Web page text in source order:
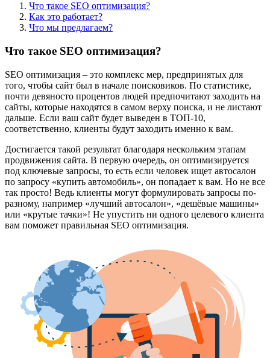
Что такое SEO оптимизация?
Как это работает?
Что мы предлагаем?
Что такое SEO оптимизация?
SEO оптимизация – это комплекс мер, предпринятых для
того, чтобы сайт был в начале поисковиков. По статистике,
почти девяносто процентов людей предпочитают заходить на
сайты, которые находятся в самом верху поиска, и не листают
дальше. Если ваш сайт будет выведен в ТОП-10,
соответственно, клиенты будут заходить именно к вам.
Достигается такой результат благодаря нескольким этапам
продвижения сайта. В первую очередь, он оптимизируется
под ключевые запросы, то есть если человек ищет автосалон
по запросу «купить автомобиль», он попадает к вам. Но не все
так просто! Ведь клиенты могут формулировать запросы по-
разному, например «лучший автосалон», «дешёвые машины»
или «крутые тачки»! Не упустить ни одного целевого клиента
вам поможет правильная SEO оптимизация.